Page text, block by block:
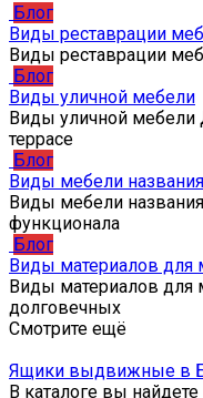
Блог
Виды реставрации
Виды реставрации
Блог
Виды уличной мебели
Виды уличной мебели
террасе
Блог
Виды мебели названия
Виды мебели
функционала
Блог
Виды материалов для
Виды материалов для
долговечных
Смотрите ещё
Ящики выдвижные в
В каталоге вы